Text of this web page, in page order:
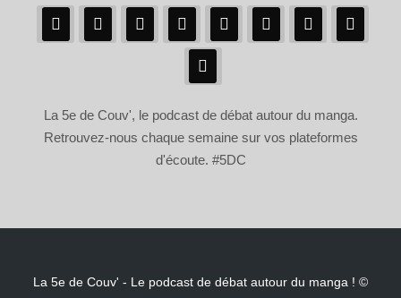
La 5e de Couv', le podcast de débat autour du manga.
Retrouvez-nous chaque semaine sur vos plateformes
d'écoute. #5DC
La 5e de Couv' - Le podcast de débat autour du manga ! ©